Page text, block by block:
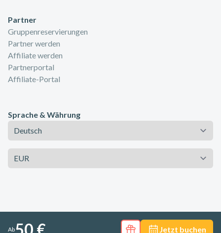
Ab Jetzt buchen
Partner
Gruppenreservierungen
Partner werden
Affiliate werden
Partnerportal
Affiliate-Portal
Sprache & Währung